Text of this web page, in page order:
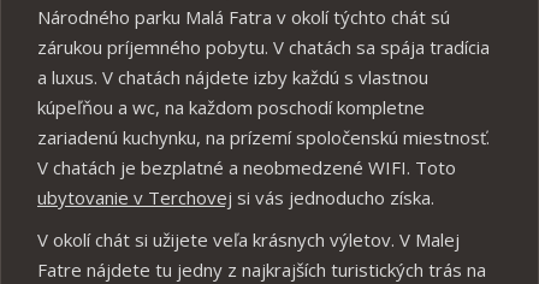
Národného parku Malá Fatra v okolí týchto chát sú
zárukou príjemného pobytu. V chatách sa spája tradícia
a luxus. V chatách nájdete izby každú s vlastnou
kúpeľňou a wc, na každom poschodí kompletne
zariadenú kuchynku, na prízemí spoločenskú miestnosť.
V chatách je bezplatné a neobmedzené WIFI. Toto
ubytovanie v Terchovej si vás jednoducho získa.
V okolí chát si užijete veľa krásnych výletov. V Malej
Fatre nájdete tu jedny z najkrajších turistických trás na